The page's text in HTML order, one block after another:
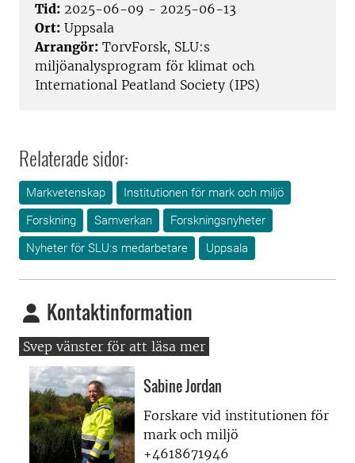
Tid: 2025-06-09 - 2025-06-13
Ort: Uppsala
Arrangör: TorvForsk, SLU:s
miljöanalysprogram för klimat och
International Peatland Society (IPS)
Relaterade sidor:
Markvetenskap
Institutionen för mark och miljö
Forskning
Samverkan
Forskningsnyheter
Nyheter för SLU:s medarbetare
Uppsala
Kontaktinformation
Sabine Jordan
Forskare vid institutionen för
mark och miljö
+4618671946